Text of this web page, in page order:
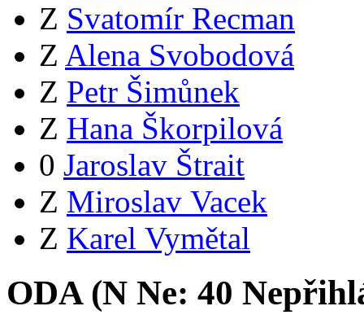
Z Svatomír Recman
Z Alena Svobodová
Z Petr Šimůnek
Z Hana Škorpilová
0 Jaroslav Štrait
Z Miroslav Vacek
Z Karel Vymětal
ODA (N Ne: 40